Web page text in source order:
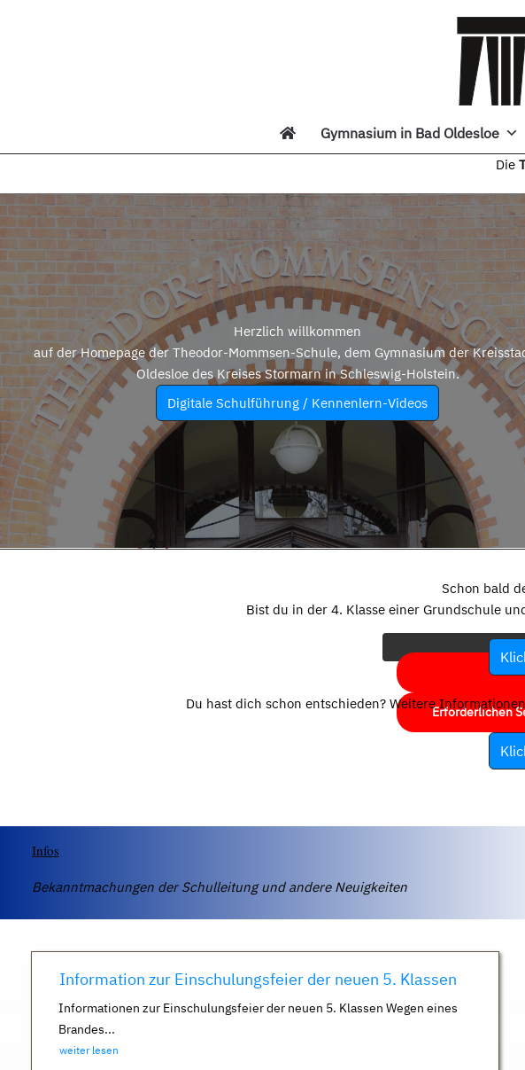
Gymnasium in Bad Oldesloe
Die
Herzlich willkommen
auf der Homepage der Theodor-Mommsen-Schule, dem Gymnasium der
Oldesloe des Kreises Stormarn in Schleswig-Holstein.
Digitale Schulführung / Kennenlern-Videos
eigentlichen Inhalt
Bitte beachten Sie,
Erforderlichen
Schon bald
Bist du in der 4. Klasse einer Grundschule
Du hast dich schon entschieden? Weitere
Infos
Bekanntmachungen der Schulleitung und andere Neuigkeiten
Information zur Einschulungsfeier der neuen 5. Klassen
Informationen zur Einschulungsfeier der neuen 5. Klassen Wegen eines
Brandes...
weiter lesen